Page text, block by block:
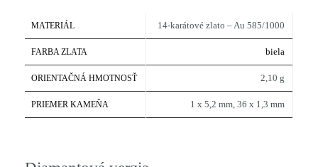
MATERIÁL 14-karátové zlato – Au 585/1000
FARBA ZLATA biela
ORIENTAČNÁ HMOTNOSŤ 2,10 g
PRIEMER KAMEŇA 1 x 5,2 mm, 36 x 1,3 mm